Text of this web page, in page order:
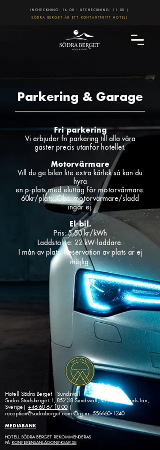
INCHECKNING: 16.00 - UTCHECKNING: 11.00 |
SÖDRA BERGET ÄR ETT KONTANTFRITT HOTELL
Parkering & Garage
Fri parkering
Vi erbjuder fri parkering till alla våra
gäster precis utanför hotellet.
Motorvärmare
Vill du ge bilen lite extra kärlek så kan du
hyra
en p-plats med eluttag för motorvärmare.
60kr/plats. Obs. motorvärmare/sladd
ingår ej.
El-bil.
Pris: 5,50 kr/kWh
Laddstolpe: 22 kW-laddare.
I mån av plats. Reservation av plats är ej
möjlig.
Hotell Södra Berget - Sundsvall
Södra Stadsberget 1, 852 38 Sundsvall, Västernorrlands län,
Sverige| +46 60 67 10 00
reception@sodraberget.com Org.nr:556660-1240
MEDIABANK
HOTELL SÖDRA BERGET REKOMMENDERAS
PÅ KONFERENSANLÄGGNINGAR.SE